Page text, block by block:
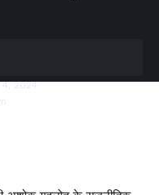
4, 2024